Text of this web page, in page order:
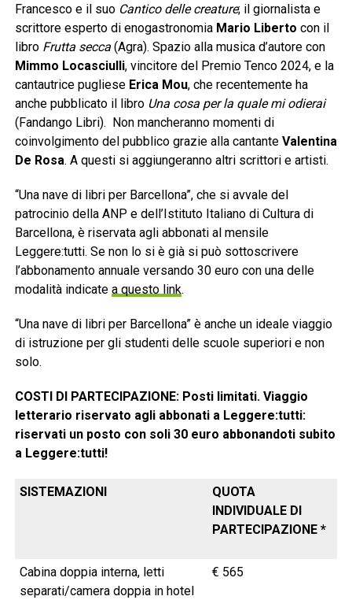
Francesco e il suo Cantico delle creature; il giornalista e
scrittore esperto di enogastronomia Mario Liberto con il
libro Frutta secca(Agra). Spazio alla musica d’autore con
Mimmo Locasciulli, vincitore del Premio Tenco 2024, e la
cantautrice pugliese Erica Mou, che recentemente ha
anche pubblicato il libro Una cosa per la quale mi odierai
(Fandango Libri). Non mancheranno momenti di
coinvolgimento del pubblico grazie alla cantante Valentina
De Rosa. A questi si aggiungeranno altri scrittori e artisti.
“Una nave di libri per Barcellona”, che si avvale del
patrocinio della ANP e dell’Istituto Italiano di Cultura di
Barcellona, è riservata agli abbonati al mensile
Leggere:tutti. Se non lo si è già si può sottoscrivere
l’abbonamento annuale versando 30 euro con una delle
modalità indicate a questo link.
“Una nave di libri per Barcellona” è anche un ideale viaggio
di istruzione per gli studenti delle scuole superiori e non
solo.
COSTI DI PARTECIPAZIONE: Posti limitati. Viaggio
letterario riservato agli abbonati a Leggere:tutti:
riservati un posto con soli 30 euro abbonandoti subito
a Leggere:tutti!
SISTEMAZIONI
QUOTA
INDIVIDUALE DI
PARTECIPAZIONE *
Cabina doppia interna, letti
separati/camera doppia in hotel
€ 565